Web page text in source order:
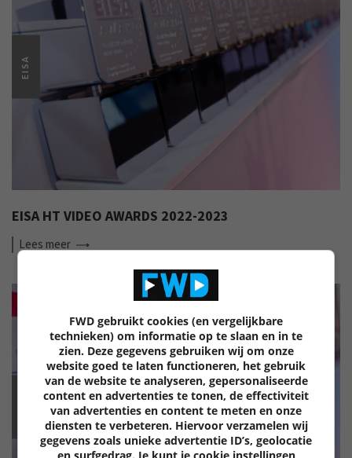
EISA
EISA HT VIDEO AWARDS 2022-2023
Lees meer
FWD gebruikt cookies (en vergelijkbare
technieken) om informatie op te slaan en in te
zien. Deze gegevens gebruiken wij om onze
website goed te laten functioneren, het gebruik
van de website te analyseren, gepersonaliseerde
content en advertenties te tonen, de effectiviteit
van advertenties en content te meten en onze
diensten te verbeteren. Hiervoor verzamelen wij
gegevens zoals unieke advertentie ID’s, geolocatie
en surfgedrag. Je kunt je cookie instellingen